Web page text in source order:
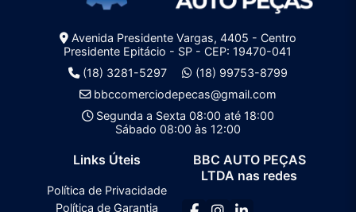
Avenida Presidente Vargas, 4405 - Centro
Presidente Epitácio - SP - CEP: 19470-041
(18) 3281-5297
(18) 99753-8799
bbccomerciodepecas@gmail.com
Segunda a Sexta 08:00 até 18:00
Sábado 08:00 às 12:00
Links Úteis
Política de Privacidade
Política de Garantia
BBC AUTO PEÇAS
LTDA nas redes